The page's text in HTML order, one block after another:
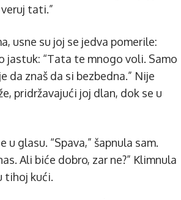
tati.”
usne su joj se jedva pomerile:
jastuk: “Tata te mnogo voli. Samo
da znaš da si bezbedna.” Nije
pridržavajući joj dlan, dok se u
u glasu. “Spava,” šapnula sam.
Ali biće dobro, zar ne?” Klimnula
tihoj kući.